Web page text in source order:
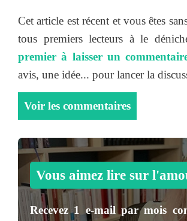
Cet article est récent et vous êtes
tous premiers lecteurs à le
premier à laisser un
avis, une idée... pour lancer la
Voir les commentaires
Vous aimez lire sur
Recevez1 e-mail par mois